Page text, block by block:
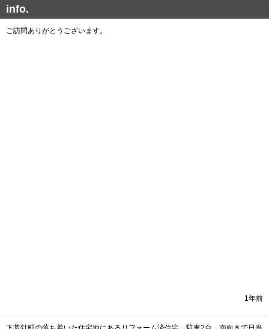
info.